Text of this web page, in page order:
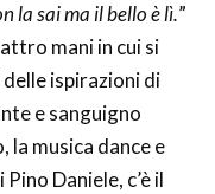
la sai ma il bello è lì.”
mani in cui si
ispirazioni di
e sanguigno
la musica dance e
Daniele, c’è il